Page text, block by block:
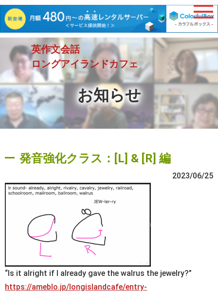
英作文会話
ロングアイランドカフェ
お知らせ
発音強化クラス：[L] & [R] 編
2023/06/25
“Is it alright if I already gave the walrus the jewelry?”
https://ameblo.jp/longislandcafe/entry-